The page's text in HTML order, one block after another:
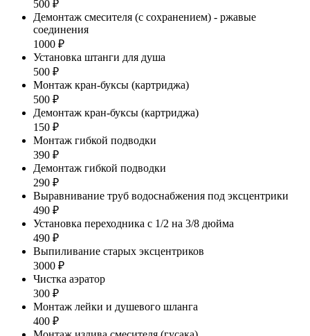
500 ₽
Демонтаж смесителя (с сохранением) - ржавые
соединения
1000 ₽
Установка штанги для душа
500 ₽
Монтаж кран-буксы (картриджа)
500 ₽
Демонтаж кран-буксы (картриджа)
150 ₽
Монтаж гибкой подводки
390 ₽
Демонтаж гибкой подводки
290 ₽
Выравнивание труб водоснабжения под эксцентрики
490 ₽
Установка переходника с 1/2 на 3/8 дюйма
490 ₽
Выпиливание старых эксцентриков
3000 ₽
Чистка аэратор
300 ₽
Монтаж лейки и душевого шланга
400 ₽